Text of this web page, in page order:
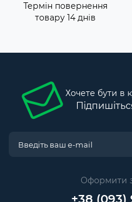
Термін повернення
товару 14 днів
Хочете бути в
Оформити
+38 (093)